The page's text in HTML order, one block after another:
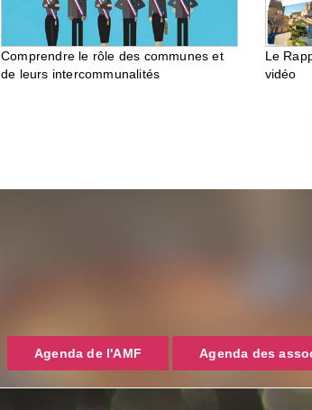
Comprendre le rôle des communes et
de leurs intercommunalités
Le
vidéo
Agenda de l'AMF Agenda des